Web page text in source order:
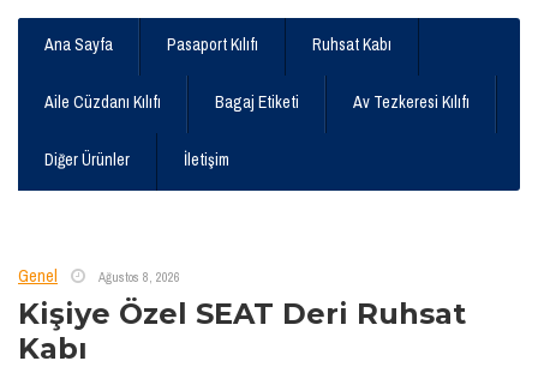
Ana Sayfa Pasaport Kılıfı Ruhsat Kabı
Aile Cüzdanı Kılıfı Bagaj Etiketi Av Tezkeresi Kılıfı
Diğer Ürünler İletişim
Genel Ağustos 8, 2026
Kişiye Özel SEAT Deri Ruhsat
Kabı